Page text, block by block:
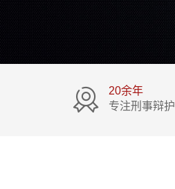
20余年
专注刑事辩护